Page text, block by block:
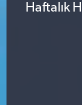
Haftalık
Tüm
Son Dakika